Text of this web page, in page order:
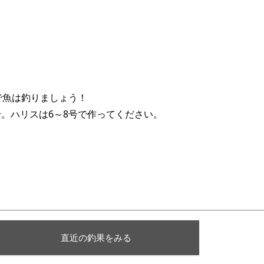
は釣りましょう！
リスは6～8号で作ってください。
直近の釣果をみる